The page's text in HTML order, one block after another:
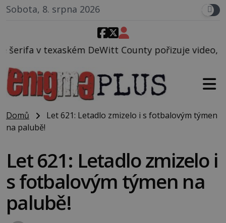
Sobota, 8. srpna 2026
County pořizuje video, na kterém před jeho
Domů
Let 621: Letadlo zmizelo i s fotbalovým týmen
na palubě!
Let 621: Letadlo zmizelo i
s fotbalovým týmen na
palubě!